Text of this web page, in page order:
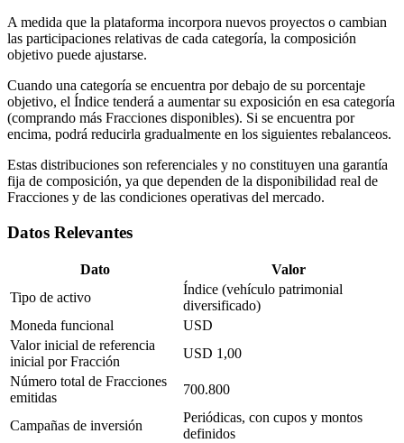
A medida que la plataforma incorpora nuevos proyectos o cambian
las participaciones relativas de cada categoría, la composición
objetivo puede ajustarse.
Cuando una categoría se encuentra por debajo de su porcentaje
objetivo, el Índice tenderá a aumentar su exposición en esa categoría
(comprando más Fracciones disponibles). Si se encuentra por
encima, podrá reducirla gradualmente en los siguientes rebalanceos.
Estas distribuciones son referenciales y no constituyen una garantía
fija de composición, ya que dependen de la disponibilidad real de
Fracciones y de las condiciones operativas del mercado.
Datos Relevantes
Dato
Valor
Tipo de activo
Índice (vehículo patrimonial
diversificado)
Moneda funcional
USD
Valor inicial de referencia
inicial por Fracción
USD 1,00
Número total de Fracciones
emitidas
700.800
Campañas de inversión
Periódicas, con cupos y montos
definidos